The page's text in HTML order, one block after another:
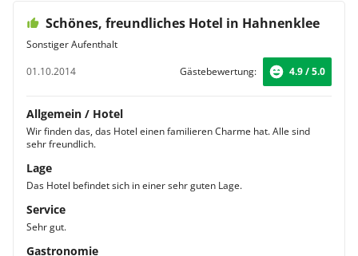
Schönes, freundliches Hotel in Hahnenklee
Sonstiger Aufenthalt
01.10.2014
Gästebewertung: 4.9 / 5.0
Allgemein / Hotel
Wir finden das, das Hotel einen familieren Charme hat. Alle sind
sehr freundlich.
Lage
Das Hotel befindet sich in einer sehr guten Lage.
Service
Sehr gut.
Gastronomie